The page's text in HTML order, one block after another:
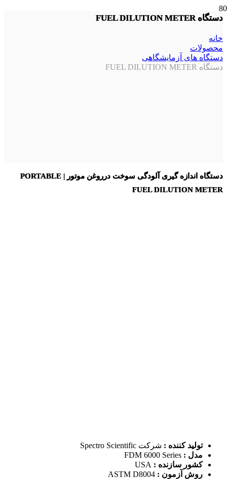
دستگاه FUEL DILUTION METER
خانه
محصولات
دستگاه های آزمایشگاهی
دستگاه FUEL DILUTION METER
دستگاه اندازه گیری آلودگی سوخت درروغن موتور | PORTABLE
FUEL DILUTION METER
تولید کننده : شرکت Spectro Scientific
مدل :
کشور سازنده :
روش آزمون :